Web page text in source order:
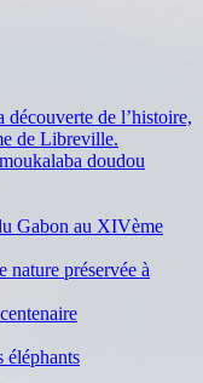
de l’histoire,
de Libreville.
doudou
Gabon au XIVème
nature préservée à
éléphants